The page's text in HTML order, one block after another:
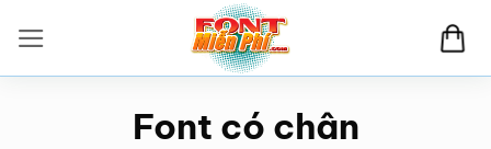
qua
nội
Font có chân